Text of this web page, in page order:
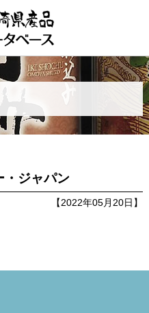
・ジャパン
【2022年05月20日】